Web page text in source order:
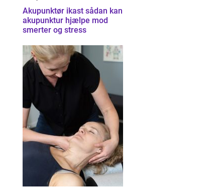
Akupunktør ikast sådan kan
akupunktur hjælpe mod
smerter og stress